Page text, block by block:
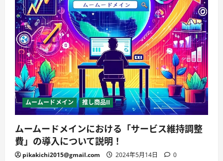
–
あ
な
た
の
ウ
ェ
ブ
プ
レ
ゼ
ン
ス、
私
た
ち
の
術
で
実
現
し
ムームードメイン 推し商品II
ムームードメインにおける「サービス維持調整
費」の導入について説明！
pikakichi2015@gmail.com 2024年5月14日 0